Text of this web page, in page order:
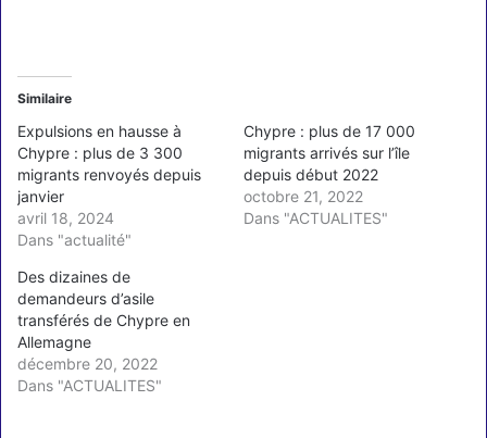
Similaire
Expulsions en hausse à
Chypre : plus de 3 300
migrants renvoyés depuis
janvier
avril 18, 2024
Dans "actualité"
Chypre : plus de 17 000
migrants arrivés sur l’île
depuis début 2022
octobre 21, 2022
Dans "ACTUALITES"
Des dizaines de
demandeurs d’asile
transférés de Chypre en
Allemagne
décembre 20, 2022
Dans "ACTUALITES"